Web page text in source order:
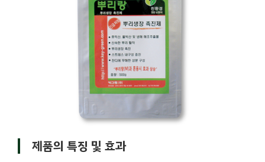
제품의 특징 및 효과